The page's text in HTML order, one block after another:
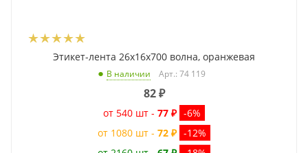
Этикет-лента 26x16x700 волна, оранжевая
В наличии Арт.: 74 119
82₽
от 540 шт - 77 ₽ -6%
от 1080 шт - 72 ₽ -12%